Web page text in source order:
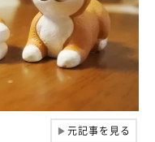
▶元記事を見る